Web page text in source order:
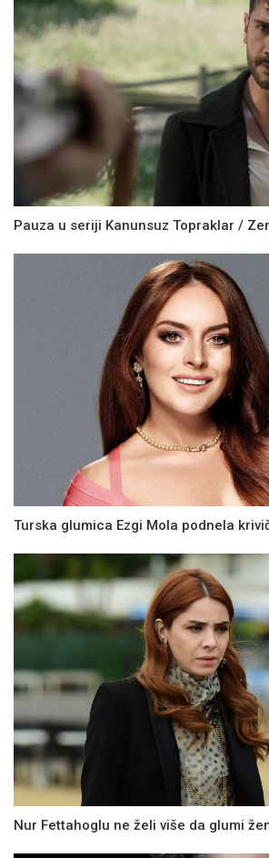
Pauza u seriji Kanunsuz Topraklar /
Turska glumica Ezgi Mola podnela
Nur Fettahoglu ne želi više da glumi